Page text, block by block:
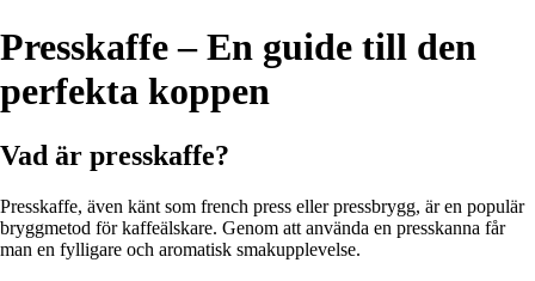
Presskaffe – En guide till den
perfekta koppen
Vad är presskaffe?
Presskaffe, även känt som french press eller pressbrygg, är en populär
bryggmetod för kaffeälskare. Genom att använda en presskanna får
man en fylligare och aromatisk smakupplevelse.